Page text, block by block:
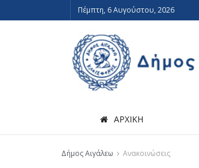
Πέμπτη, 6 Αυγούστου, 2026
ΑΡΧΙΚΗ
Δήμος Αιγάλεω Ανακοινώσεις